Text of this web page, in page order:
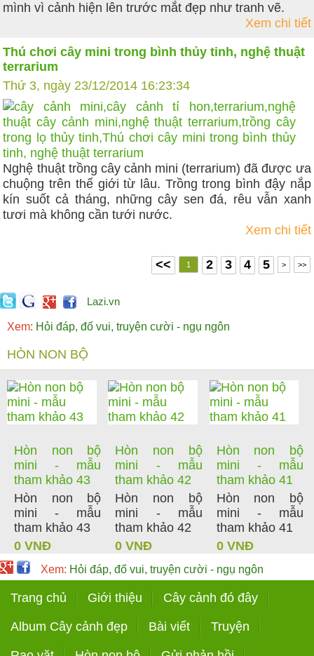
mình vì cảnh hiện lên trước mắt đẹp như tranh vẽ.
Xem chi tiết
Thú chơi cây mini trong bình thủy tinh, nghệ thuật
terrarium
Thứ 3, ngày 23/12/2014 16:23:34
Nghệ thuật trồng cây cảnh mini (terrarium) đã được ưa
chuộng trên thế giới từ lâu. Trồng trong bình đậy nắp
kín suốt cả tháng, những cây sen đá, rêu vẫn xanh
tươi mà không cần tưới nước.
Xem chi tiết
<< 1 2 3 4 5 > >>
Lazi.vn
Xem: Hỏi đáp, đố vui, truyện cười - ngụ ngôn
HÒN NON BỘ
Hòn non bộ
mini - mẫu
tham khảo 43
Hòn non bộ
mini - mẫu
tham khảo 43
0 VNĐ
Hòn non bộ
mini - mẫu
tham khảo 42
Hòn non bộ
mini - mẫu
tham khảo 42
0 VNĐ
Hòn non bộ
mini - mẫu
tham khảo 41
Hòn non bộ
mini - mẫu
tham khảo 41
0 VNĐ
Xem: Hỏi đáp, đố vui, truyện cười - ngụ ngôn
Trang chủ Giới thiệu Cây cảnh đó đây
Album Cây cảnh đẹp Bài viết Truyện